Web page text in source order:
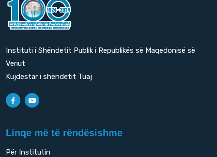
Instituti i Shëndetit Publik i Republikës së Maqedonisë së
Veriut
Kujdestar i shëndetit Tuaj
Linqe më të rëndësishme
Për Institutin